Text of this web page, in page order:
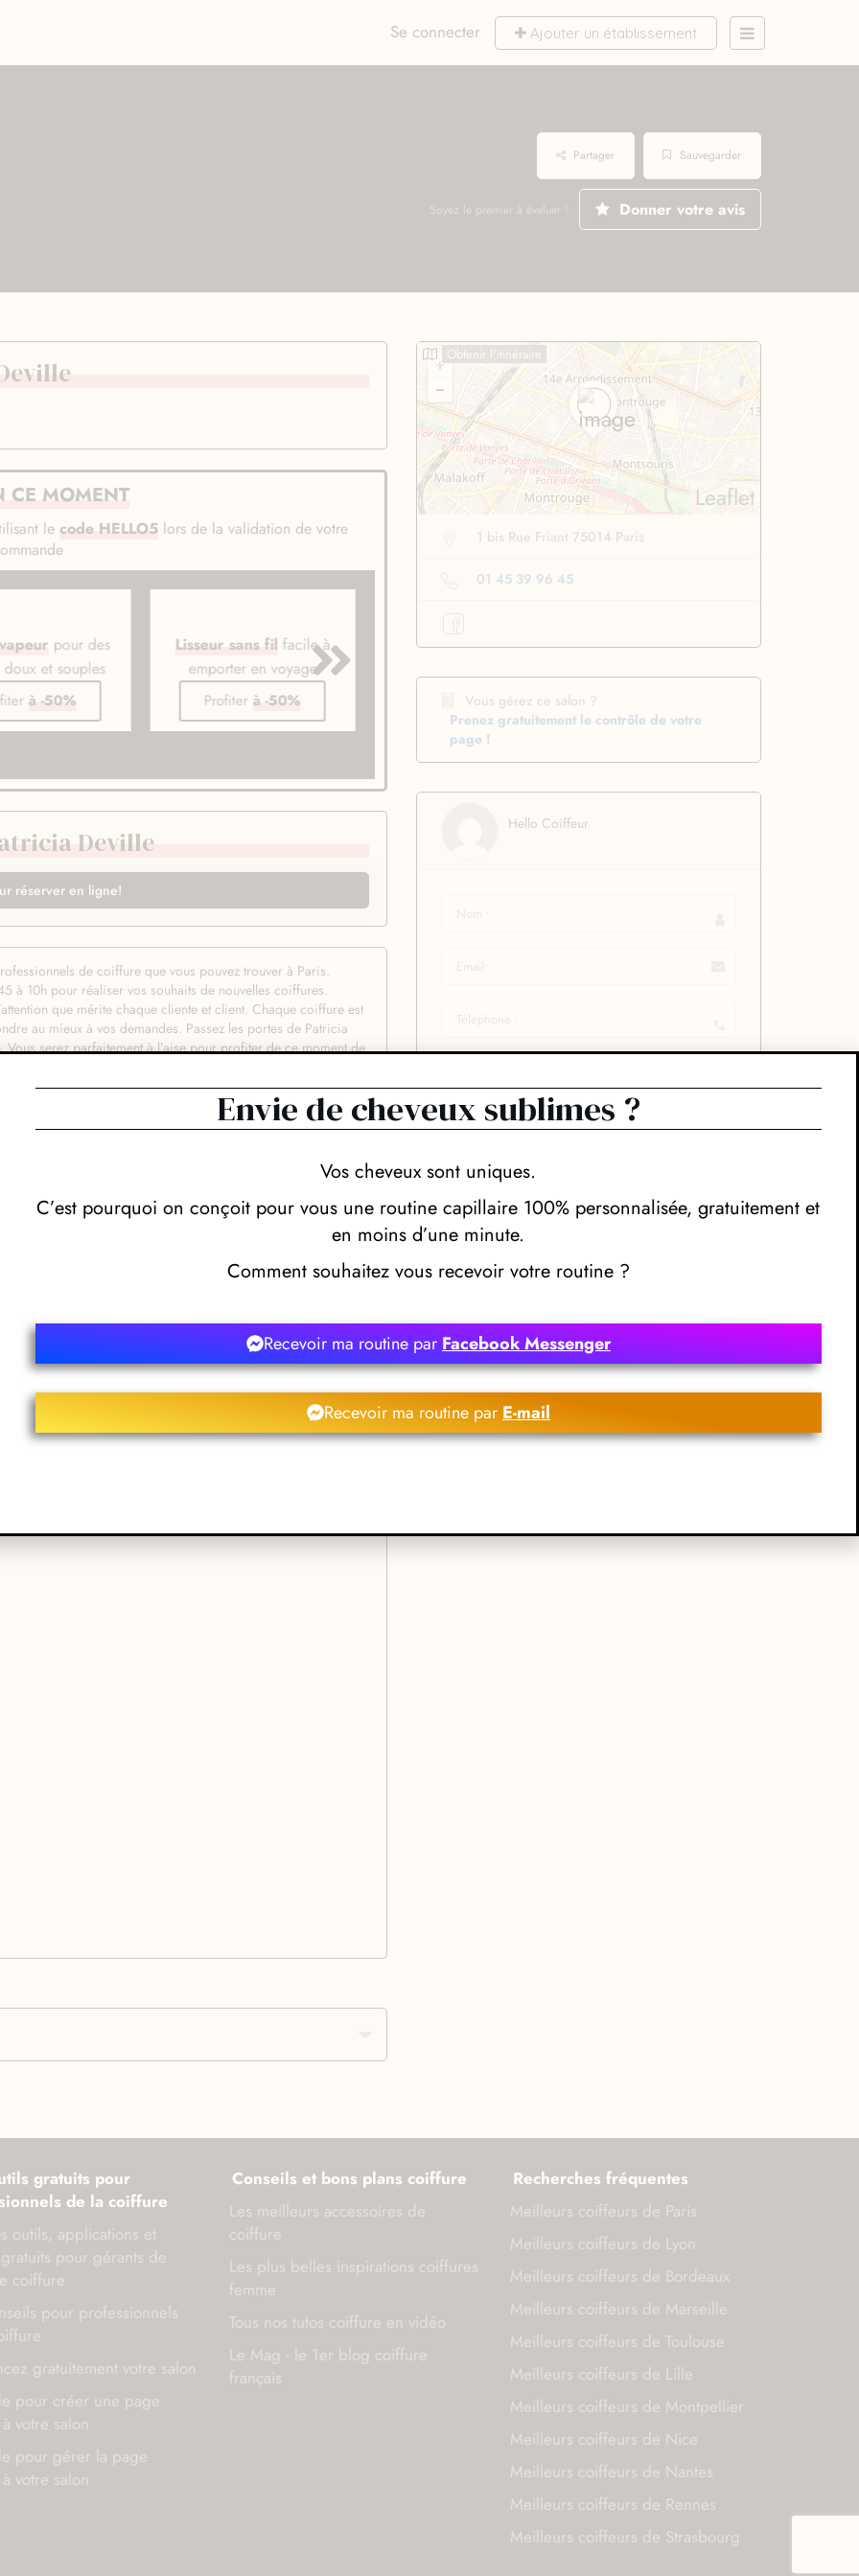
Se connecter Ajouter un établissement
Sauvegarder
Partager
Soyez le premier à évaluer ! Donner votre avis
CE MOMENT
le code HELLO5lors de la validation de votre
pour des
doux et souples
à -50%
Lisseur sans fil facile à
emporter en voyage
Profiterà -50%
Brosse lissantepour des
Profiterà -50%
Boucleur automatique
Deville
réserver en ligne!
de coiffure que vous pouvez trouver à Paris.
à 10h pour réaliser vos souhaits de nouvelles coiffures.
que mérite chaque cliente et client. Chaque coiffure est
au mieux à vos demandes. Passez les portes de Patricia
serez parfaitement à l’aise pour profiter de ce moment de
de coupe et de coloration pour réaliser avec
rapides, précis et l’on voit immédiatement qu’on est entre les
de leur talents, vos hôtes de Patricia Deville n’utilisent que
qui le souhaite un ensemble d’astuces pour mieux
longtemps possible. Quelle que soit la coupe qui vous fait
alors n’attendez plus et réservez.
Leaflet
Obtenir l'itinéraire
1 bis Rue Friant 75014 Paris
01 45 39 96 45
Vous gérez ce salon ?
Prenez gratuitement le contrôle de votre
page !
Hello Coiffeur
gratuits pour
de la coiffure
outils, applications et
pour gérants de
coiffure
pour professionnels
gratuitement votre salon
pour créer une page
votre salon
pour gérer la page
votre salon
Conseils et bons plans coiffure
Les meilleurs accessoires de
coiffure
Les plus belles inspirations coiffures
femme
Tous nos tutos coiffure en vidéo
Le Mag - le 1er blog coiffure
français
Recherches fréquentes
Meilleurs coiffeurs de Paris
Meilleurs coiffeurs de Lyon
Meilleurs coiffeurs de Bordeaux
Meilleurs coiffeurs de Marseille
Meilleurs coiffeurs de Toulouse
Meilleurs coiffeurs de Lille
Meilleurs coiffeurs de Montpellier
Meilleurs coiffeurs de Nice
Meilleurs coiffeurs de Nantes
Meilleurs coiffeurs de Rennes
Meilleurs coiffeurs de Strasbourg
Envie de cheveux sublimes ?
Vos cheveux sont uniques.
C’est pourquoi on conçoit pour vous une routine capillaire 100% personnalisée, gratuitement et
en moins d’une minute.
Comment souhaitez vous recevoir votre routine ?
Recevoir ma routine parFacebook Messenger
Recevoir ma routine par E-mail